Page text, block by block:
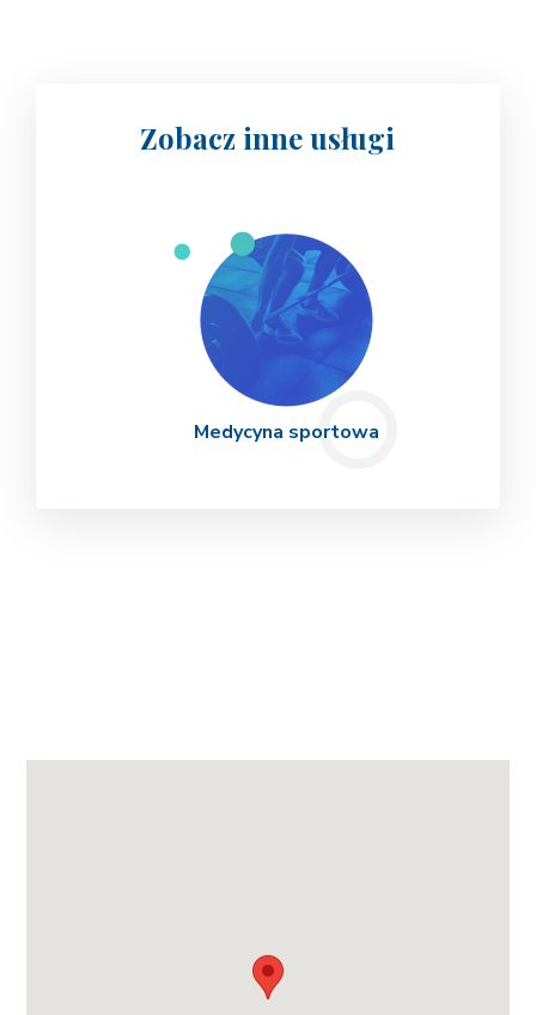
Zobacz inne usługi
Medycyna sportowa